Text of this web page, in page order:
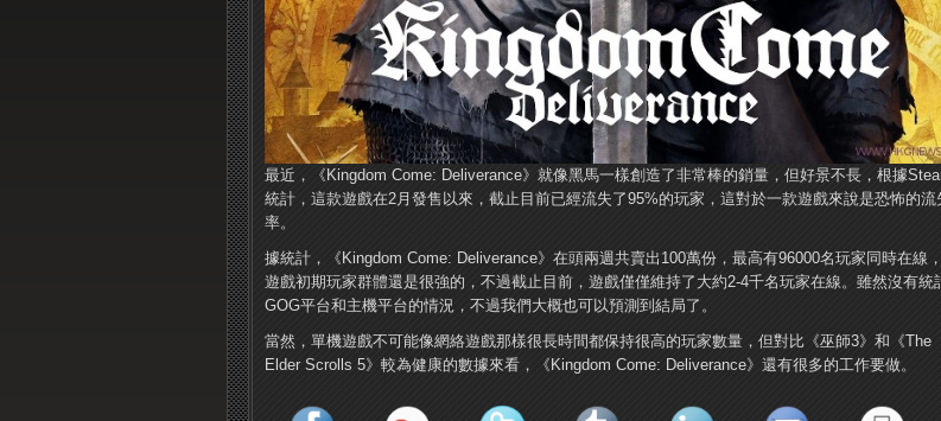
最近，《Kingdom Come: Deliverance》就像黑馬一樣創造了非常棒的銷量，但好景不長，根據
統計，這款遊戲在2月發售以來，截止目前已經流失了95%的玩家，這對於一款遊戲來說是恐怖的流
率。
據統計，《Kingdom Come: Deliverance》在頭兩週共賣出100萬份，最高有96000名玩家同時在線
遊戲初期玩家群體還是很強的，不過截止目前，遊戲僅僅維持了大約2-4千名玩家在線。雖然沒有統
GOG平台和主機平台的情況，不過我們大概也可以預測到結局了。
當然，單機遊戲不可能像網絡遊戲那樣很長時間都保持很高的玩家數量，但對比《巫師3》和《The
Elder Scrolls 5》較為健康的數據來看，《Kingdom Come: Deliverance》還有很多的工作要做。